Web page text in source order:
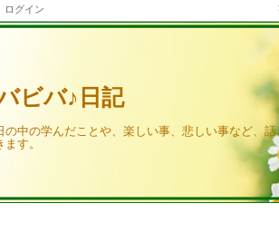
ログイン
ビバ♪日記
の中の学んだことや、楽しい事、悲しい事など、
ます。